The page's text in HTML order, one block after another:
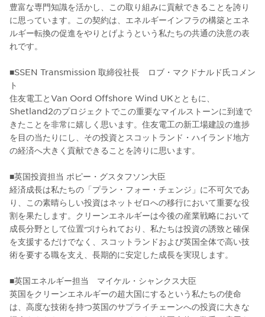
豊富な専門知識を活かし、この取り組みに貢献できることを誇り
に思っています。この契約は、エネルギーインフラの構築とエネ
ルギー転換の促進をやりとげようという私たちの共通の決意の表
れです。
■SSEN Transmission 取締役社長 ロブ・マクドナルド氏コメン
ト
住友電工とVan Oord Offshore Wind UKとともに、
Shetland2のプロジェクトでこの重要なマイルストーンに到達で
きたことを非常に嬉しく思います。住友電工の新工場建設の進捗
を目の当たりにし、その投資とスコットランド・ハイランド地方
の経済へ大きく貢献できることを誇りに思います。
■英国投資担当 ポピー・グスタフソン大臣
経済成長は私たちの「プラン・フォー・チェンジ」に不可欠であ
り、この素晴らしい投資はネットゼロへの移行において重要な役
割を果たします。クリーンエネルギーは今後の産業戦略において
成長分野として位置づけられており、私たちは投資の誘致と確保
を支援するだけでなく、スコットランドおよび英国全体で高い技
術を要する職を支え、長期的に安定した成長を実現します。
■英国エネルギー担当 マイケル・シャンクス大臣
英国をクリーンエネルギーの超大国にするという私たちの使命
は、高度な技術を持つ英国のサプライチェーンへの投資に大きな